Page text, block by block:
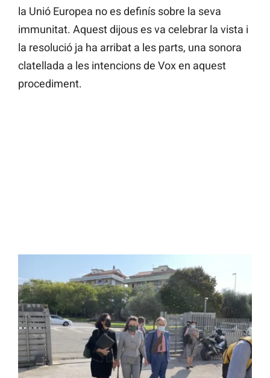
la Unió Europea no es definís sobre la seva
immunitat. Aquest dijous es va celebrar la vista i
la resolució ja ha arribat a les parts, una sonora
clatellada a les intencions de Vox en aquest
procediment.